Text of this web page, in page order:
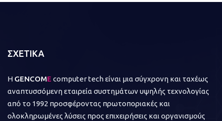
ΣΧΕΤΙΚΑ
Η GENCOME computer tech είναι μια σύγχρονη και ταχέως
αναπτυσσόμενη εταιρεία συστημάτων υψηλής τεχνολογίας
από το 1992 προσφέροντας πρωτοποριακές και
ολοκληρωμένες λύσεις προς επιχειρήσεις και οργανισμούς